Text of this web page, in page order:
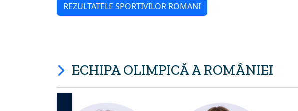
REZULTATELE SPORTIVILOR ROMANI
ECHIPA OLIMPICĂ A ROMÂNIEI